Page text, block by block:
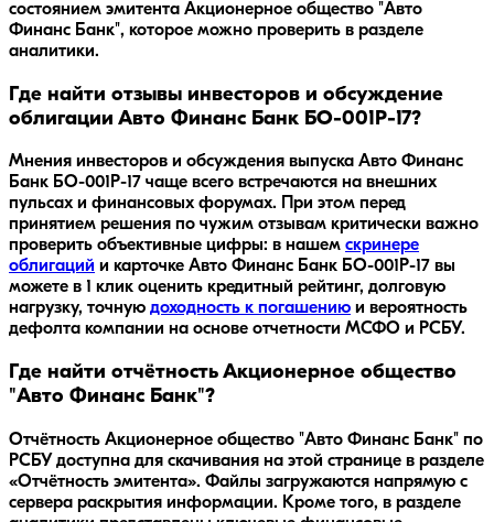
состоянием эмитента Акционерное общество "Авто
Финанс Банк", которое можно проверить в разделе
аналитики.
Где найти отзывы инвесторов и обсуждение
облигации Авто Финанс Банк БО-001Р-17?
Мнения инвесторов и обсуждения выпуска Авто Финанс
Банк БО-001Р-17 чаще всего встречаются на внешних
пульсах и финансовых форумах. При этом перед
принятием решения по чужим отзывам критически важно
проверить объективные цифры: в нашем скринере
облигаций и карточке Авто Финанс Банк БО-001Р-17 вы
можете в 1 клик оценить кредитный рейтинг, долговую
нагрузку, точную доходность к погашению и вероятность
дефолта компании на основе отчетности МСФО и РСБУ.
Где найти отчётность Акционерное общество
"Авто Финанс Банк"?
Отчётность Акционерное общество "Авто Финанс Банк" по
РСБУ доступна для скачивания на этой странице в разделе
«Отчётность эмитента». Файлы загружаются напрямую с
сервера раскрытия информации. Кроме того, в разделе